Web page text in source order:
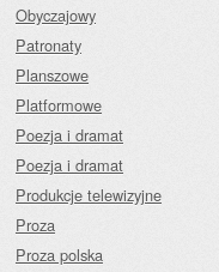
Obyczajowy
Patronaty
Planszowe
Platformowe
Poezja i dramat
Poezja i dramat
Produkcje telewizyjne
Proza
Proza polska